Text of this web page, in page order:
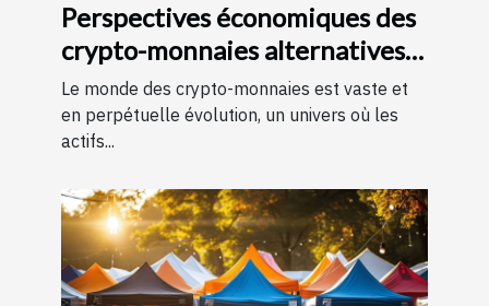
Perspectives économiques des
crypto-monnaies alternatives
moins connues avec potentiel
de croissance
Le monde des crypto-monnaies est vaste et
en perpétuelle évolution, un univers où les
actifs...